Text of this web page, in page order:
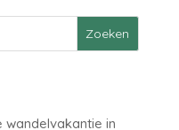
wandelvakantie in